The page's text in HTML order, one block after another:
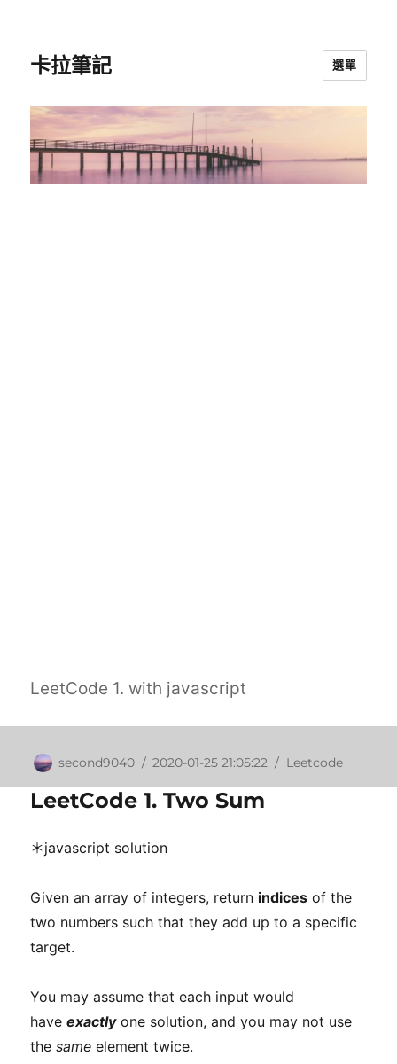
卡拉筆記 選單
LeetCode 1. Two Sum
LeetCode 1. with javascript
＊javascript solution
Given an array of integers, return indices of the
two numbers such that they add up to a specific
target.
You may assume that each input would
haveexactlyone solution, and you may not use
thesame element twice.
作
second9040
發
日
2020-01-25 21:05:22
分
Leetcode